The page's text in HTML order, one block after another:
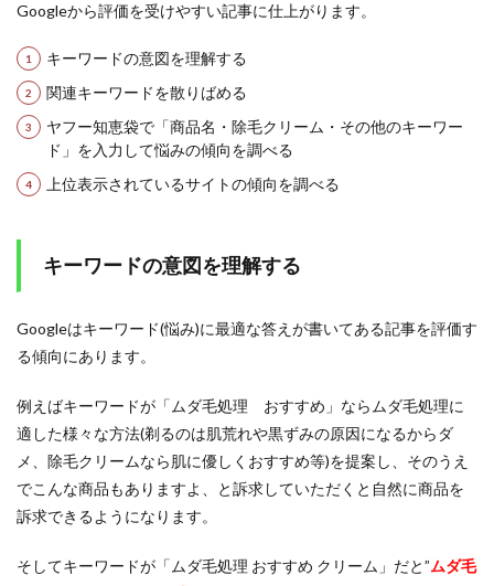
Googleから評価を受けやすい記事に仕上がります。
キーワードの意図を理解する
関連キーワードを散りばめる
ヤフー知恵袋で「商品名・除毛クリーム・その他のキーワー
ド」を入力して悩みの傾向を調べる
上位表示されているサイトの傾向を調べる
キーワードの意図を理解する
Googleはキーワード(悩み)に最適な答えが書いてある記事を評価す
る傾向にあります。
例えばキーワードが「ムダ毛処理 おすすめ」ならムダ毛処理に
適した様々な方法(剃るのは肌荒れや黒ずみの原因になるからダ
メ、除毛クリームなら肌に優しくおすすめ等)を提案し、そのうえ
でこんな商品もありますよ、と訴求していただくと自然に商品を
訴求できるようになります。
そしてキーワードが「ムダ毛処理 おすすめ クリーム」だと”ムダ毛